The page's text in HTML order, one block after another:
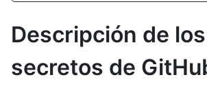
Descripción de
secretos de